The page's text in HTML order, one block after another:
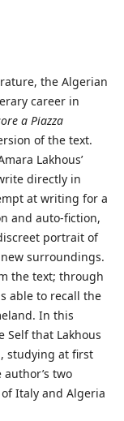
the Algerian
career in
a Piazza
of the text.
Lakhous’
directly in
at writing for a
and auto-fiction,
portrait of
surroundings.
the text; through
able to recall the
In this
Self that Lakhous
studying at first
two
Italy and Algeria